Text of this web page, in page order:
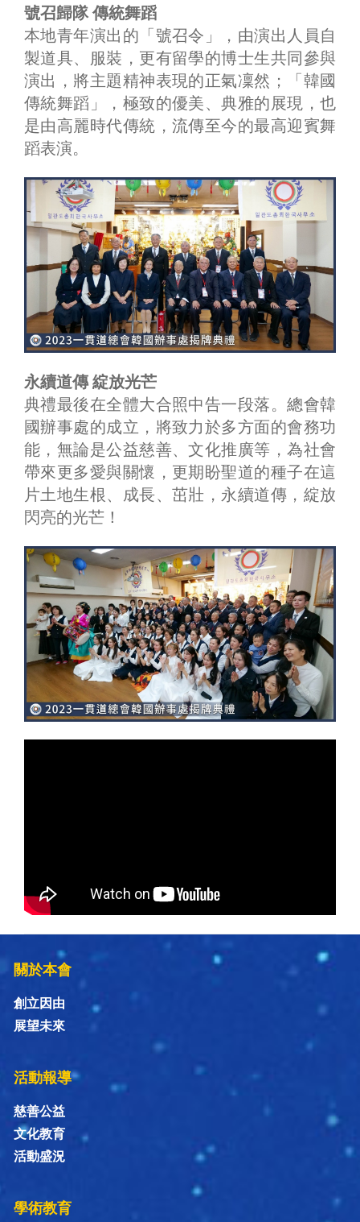
號召歸隊 傳統舞蹈
本地青年演出的「號召令」，由演出人員自
製道具、服裝，更有留學的博士生共同參與
演出，將主題精神表現的正氣凜然；「韓國
傳統舞蹈」，極致的優美、典雅的展現，也
是由高麗時代傳統，流傳至今的最高迎賓舞
蹈表演。
永續道傳 綻放光芒
典禮最後在全體大合照中告一段落。總會韓
國辦事處的成立，將致力於多方面的會務功
能，無論是公益慈善、文化推廣等，為社會
帶來更多愛與關懷，更期盼聖道的種子在這
片土地生根、成長、茁壯，永續道傳，綻放
閃亮的光芒！
關於本會
創立因由
展望未來
活動報導
慈善公益
文化教育
活動盛況
學術教育